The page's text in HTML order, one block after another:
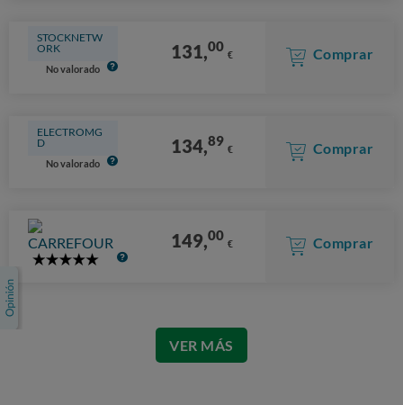
STOCKNETW
ORK
No valorado
131,00 € Comprar
ELECTROMG
D
No valorado
134,89 € Comprar
5
149,00 € Comprar
VER MÁS